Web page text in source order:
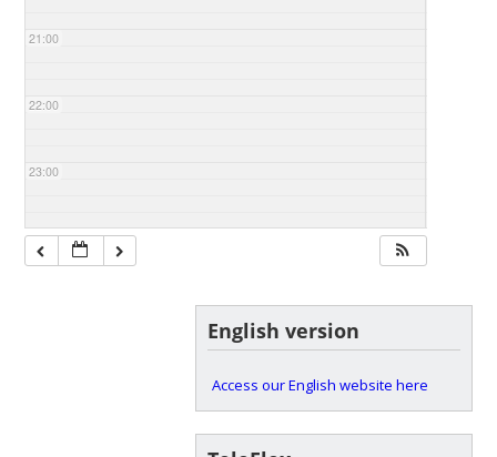
21:00
22:00
23:00
English version
Access our English website here